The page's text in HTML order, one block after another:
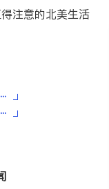
注意的北美生活
北美生存技能：图解13种常见意大利面，怎么选才不翻车？
不盖新场馆也能办奥运？2028洛杉矶夏季奥运会看点有哪些？